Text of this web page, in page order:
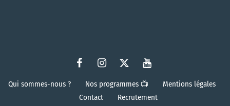
Qui sommes-nous ? Nos programmes 📺
Mentions légales
Contact
Recrutement